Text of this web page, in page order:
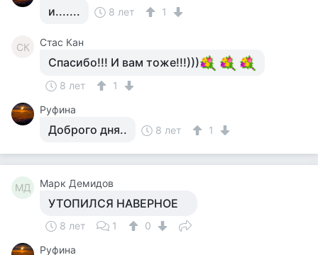
и....... 8 лет 1
СК Стас Кан
Спасибо!!! И вам тоже!!!)))
8 лет
1
Руфина
Доброго дня.. 8 лет 1
МД Марк Демидов
УТОПИЛСЯ НАВЕРНОЕ
8 лет 1
0
Руфина